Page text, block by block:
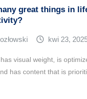
great things in
kwi 23,
visual weight, is
has content that is